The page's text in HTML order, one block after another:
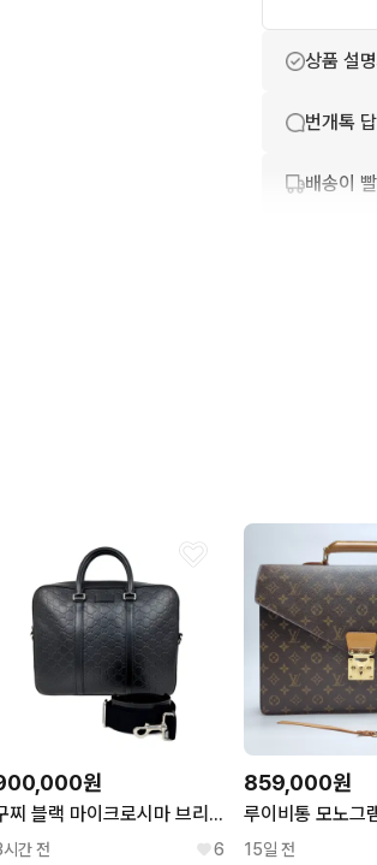
상품 설
번개톡
배송이
원
구찌 블랙 마이크로시마 브리프케이스 비즈니스백 남성 서류가방 435322
간 전 6
859,000원
15일 전